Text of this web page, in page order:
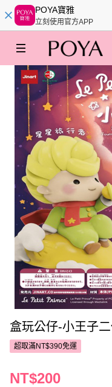
POYA寶雅
立刻使用官方APP
盒玩公仔-小王子
超取滿NT$390免運
NT$200